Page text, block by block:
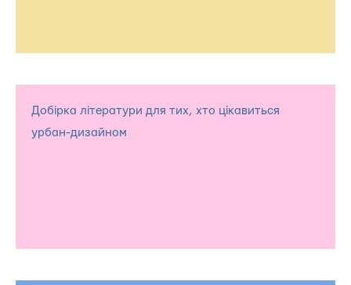
Добірка літератури для тих, хто цікавиться
урбан-дизайном